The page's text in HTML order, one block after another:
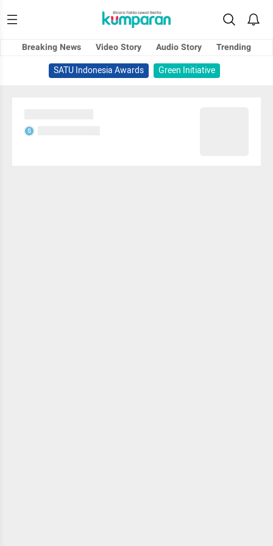
Breaking News Video Story Audio Story
Trending
SATU Indonesia Awards
Green Initiative
S